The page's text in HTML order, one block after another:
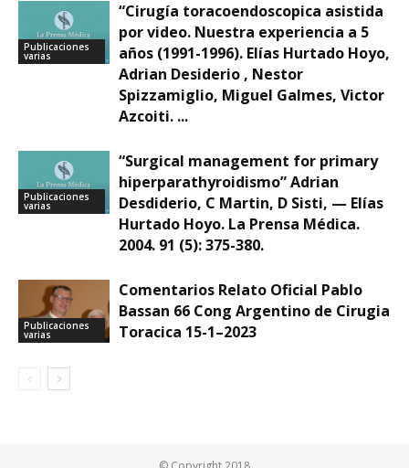
Publicaciones
varias
“Cirugía toracoendoscopica asistida
por video. Nuestra experiencia a 5
años (1991-1996). Elías Hurtado Hoyo,
Adrian Desiderio , Nestor
Spizzamiglio, Miguel Galmes, Victor
Azcoiti. ...
Publicaciones
varias
“Surgical management for primary
hiperparathyroidismo” Adrian
Desdiderio, C Martin, D Sisti, — Elías
Hurtado Hoyo. La Prensa Médica.
2004. 91 (5): 375-380.
Publicaciones
varias
Comentarios Relato Oficial Pablo
Bassan 66 Cong Argentino de Cirugia
Toracica 15-1–2023